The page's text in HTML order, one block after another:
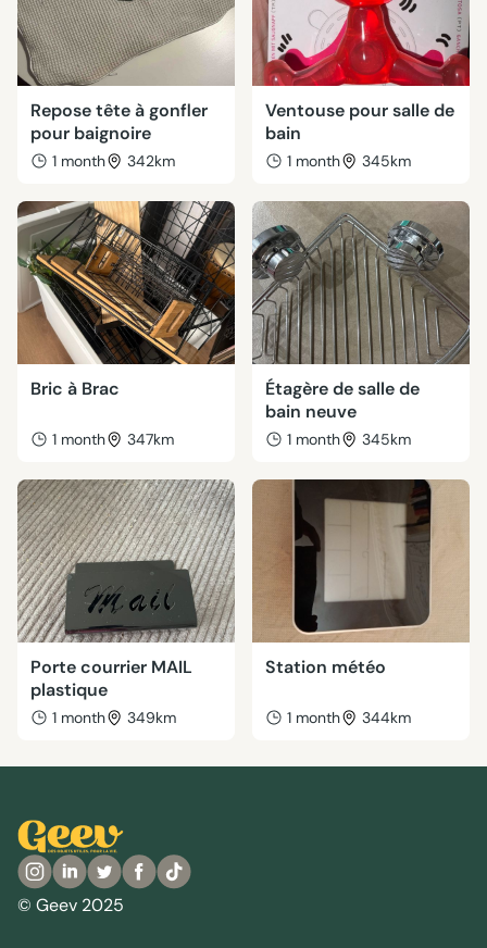
Repose tête à gonfler
pour baignoire
1 month 342km
Ventouse pour salle de
bain
1 month 345km
Bric à Brac
1 month 347km
Étagère de salle de
bain neuve
1 month 345km
Porte courrier MAIL
plastique
1 month 349km
Station météo
1 month 344km
© Geev 2025